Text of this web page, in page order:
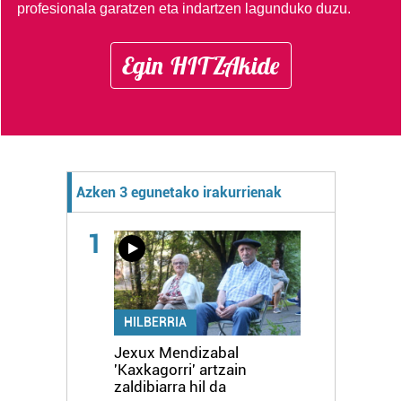
profesionala garatzen eta indartzen lagunduko duzu.
Egin HITZAkide
Azken 3 egunetako irakurrienak
1
HILBERRIA
Jexux Mendizabal
'Kaxkagorri' artzain
zaldibiarra hil da